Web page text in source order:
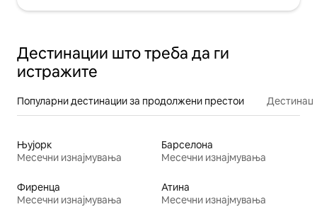
Дестинации што треба да ги
истражите
Популарни дестинации за продолжени престои
Њујорк
Месечни изнајмувања
Барселона
Месечни изнајмувања
Фиренца
Месечни изнајмувања
Атина
Месечни изнајмувања